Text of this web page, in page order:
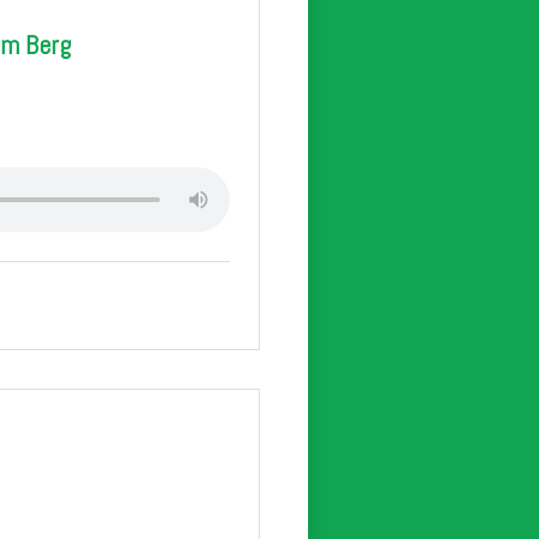
Berg